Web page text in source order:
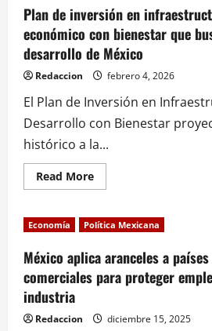
y
liderazgo
en
el
Episodio
38
Plan de inversión en
económico con bienestar que
desarrollo de México
Redaccion febrero 4, 2026
El Plan de Inversión en
Desarrollo con Bienestar
histórico a la...
Read MoreRead
more
de
inversión
infraestructura:
el
impulso
económico
que
Economía Política Mexicana
México aplica aranceles a
comerciales para proteger
industria
Redaccion diciembre 15, 2025